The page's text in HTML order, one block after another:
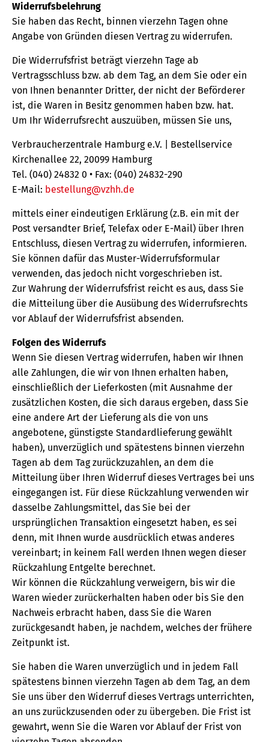
Widerrufsbelehrung
Sie haben das Recht, binnen vierzehn Tagen ohne
Angabe von Gründen diesen Vertrag zu widerrufen.
Die Widerrufsfrist beträgt vierzehn Tage ab
Vertragsschluss bzw. ab dem Tag, an dem Sie oder ein
von Ihnen benannter Dritter, der nicht der Beförderer
ist, die Waren in Besitz genommen haben bzw. hat.
Um Ihr Widerrufsrecht auszuüben, müssen Sie uns,
Verbraucherzentrale Hamburg e.V. | Bestellservice
Kirchenallee 22, 20099 Hamburg
Tel. (040) 24832 0 • Fax: (040) 24832-290
E-Mail: bestellung@vzhh.de
mittels einer eindeutigen Erklärung (z.B. ein mit der
Post versandter Brief, Telefax oder E-Mail) über Ihren
Entschluss, diesen Vertrag zu widerrufen, informieren.
Sie können dafür das Muster-Widerrufsformular
verwenden, das jedoch nicht vorgeschrieben ist.
Zur Wahrung der Widerrufsfrist reicht es aus, dass Sie
die Mitteilung über die Ausübung des Widerrufsrechts
vor Ablauf der Widerrufsfrist absenden.
Folgen des Widerrufs
Wenn Sie diesen Vertrag widerrufen, haben wir Ihnen
alle Zahlungen, die wir von Ihnen erhalten haben,
einschließlich der Lieferkosten (mit Ausnahme der
zusätzlichen Kosten, die sich daraus ergeben, dass Sie
eine andere Art der Lieferung als die von uns
angebotene, günstigste Standardlieferung gewählt
haben), unverzüglich und spätestens binnen vierzehn
Tagen ab dem Tag zurückzuzahlen, an dem die
Mitteilung über Ihren Widerruf dieses Vertrages bei uns
eingegangen ist. Für diese Rückzahlung verwenden wir
dasselbe Zahlungsmittel, das Sie bei der
ursprünglichen Transaktion eingesetzt haben, es sei
denn, mit Ihnen wurde ausdrücklich etwas anderes
vereinbart; in keinem Fall werden Ihnen wegen dieser
Rückzahlung Entgelte berechnet.
Wir können die Rückzahlung verweigern, bis wir die
Waren wieder zurückerhalten haben oder bis Sie den
Nachweis erbracht haben, dass Sie die Waren
zurückgesandt haben, je nachdem, welches der frühere
Zeitpunkt ist.
Sie haben die Waren unverzüglich und in jedem Fall
spätestens binnen vierzehn Tagen ab dem Tag, an dem
Sie uns über den Widerruf dieses Vertrags unterrichten,
an uns zurückzusenden oder zu übergeben. Die Frist ist
gewahrt, wenn Sie die Waren vor Ablauf der Frist von